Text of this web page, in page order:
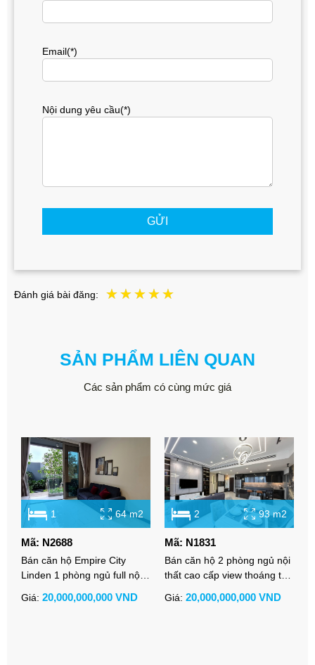
Email(*)
Nội dung yêu cầu(*)
GỬI
Đánh giá bài đăng:
SẢN PHẨM LIÊN QUAN
Các sản phẩm có cùng mức giá
1 64 m2
Mã: N2688
Bán căn hộ Empire City
Linden 1 phòng ngủ full nội
Giá: 20,000,000,000 VND
2 93 m2
Mã: N1831
Bán căn hộ 2 phòng ngủ nội
thất cao cấp view thoáng tại
Giá: 20,000,000,000 VND